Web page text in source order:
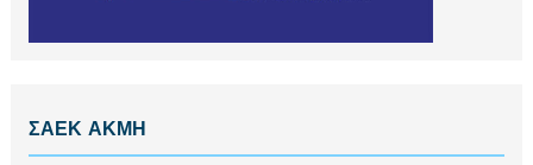
ΣΑΕΚ ΑΚΜΗ